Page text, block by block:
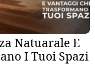
Natuarale E
I Tuoi Spazi